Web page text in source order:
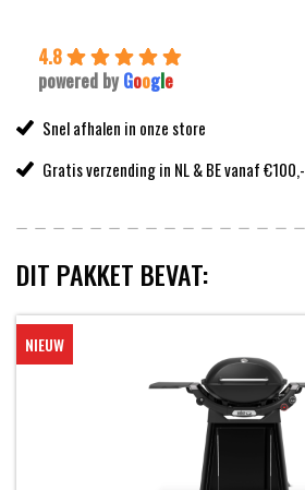
4.8
powered by Google
Snel afhalen in onze store
Gratis verzending in NL & BE vanaf €100,-
DIT PAKKET BEVAT:
NIEUW